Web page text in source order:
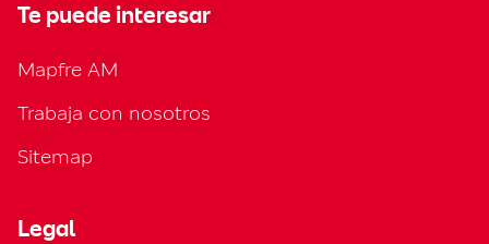
Te puede interesar
Mapfre AM
Trabaja con nosotros
Sitemap
Legal